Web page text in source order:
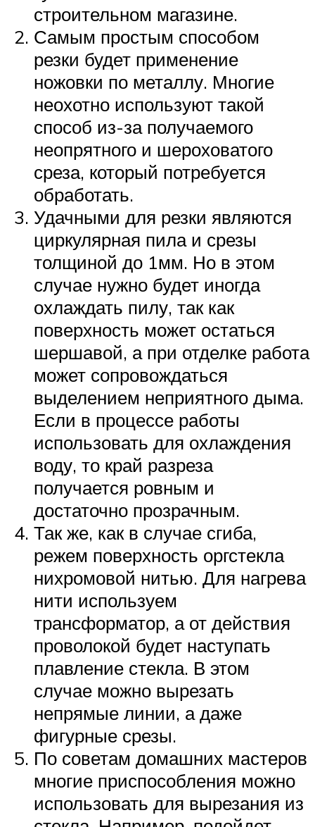
строительном магазине.
Самым простым способом
резки будет применение
ножовки по металлу. Многие
неохотно используют такой
способ из-за получаемого
неопрятного и шероховатого
среза, который потребуется
обработать.
Удачными для резки являются
циркулярная пила и срезы
толщиной до 1мм. Но в этом
случае нужно будет иногда
охлаждать пилу, так как
поверхность может остаться
шершавой, а при отделке работа
может сопровождаться
выделением неприятного дыма.
Если в процессе работы
использовать для охлаждения
воду, то край разреза
получается ровным и
достаточно прозрачным.
Так же, как в случае сгиба,
режем поверхность оргстекла
нихромовой нитью. Для нагрева
нити используем
трансформатор, а от действия
проволокой будет наступать
плавление стекла. В этом
случае можно вырезать
непрямые линии, а даже
фигурные срезы.
По советам домашних мастеров
многие приспособления можно
использовать для вырезания из